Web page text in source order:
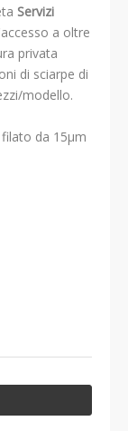
Servizi
a oltre
privata
di sciarpe di
modello.
da 15μm